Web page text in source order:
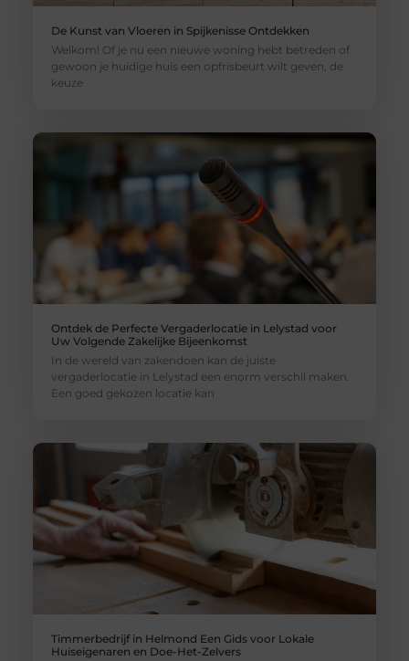
De Kunst van Vloeren in Spijkenisse Ontdekken
Welkom! Of je nu een nieuwe woning hebt betreden of
gewoon je huidige huis een opfrisbeurt wilt geven, de
keuze
Ontdek de Perfecte Vergaderlocatie in Lelystad voor
Uw Volgende Zakelijke Bijeenkomst
In de wereld van zakendoen kan de juiste
vergaderlocatie in Lelystad een enorm verschil maken.
Een goed gekozen locatie kan
Timmerbedrijf in Helmond Een Gids voor Lokale
Huiseigenaren en Doe-Het-Zelvers